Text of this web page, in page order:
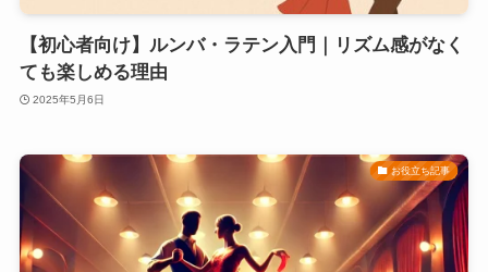
【初心者向け】ルンバ・ラテン入門｜リズム感がなく
ても楽しめる理由
2025年5月6日
お役立ち記事